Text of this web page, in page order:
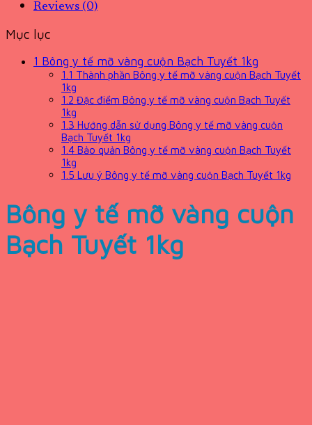
Reviews (0)
Mục lục
1 Bông y tế mỡ vàng cuộn Bạch Tuyết 1kg
1.1 Thành phần Bông y tế mỡ vàng cuộn Bạch Tuyết
1kg
1.2 Đặc điểm Bông y tế mỡ vàng cuộn Bạch Tuyết
1kg
1.3 Hướng dẫn sử dụng Bông y tế mỡ vàng cuộn
Bạch Tuyết 1kg
1.4 Bảo quản Bông y tế mỡ vàng cuộn Bạch Tuyết
1kg
1.5 Lưu ý Bông y tế mỡ vàng cuộn Bạch Tuyết 1kg
Bông y tế mỡ vàng cuộn
Bạch Tuyết 1kg